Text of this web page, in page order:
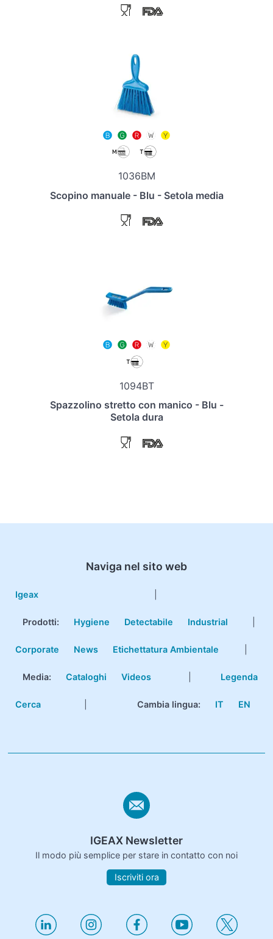
1036BM
Scopino manuale - Blu - Setola media
1094BT
Spazzolino stretto con manico - Blu -
Setola dura
Naviga nel sito web
Igeax
Prodotti: Hygiene Detectabile Industrial
Corporate News Etichettatura Ambientale
Media: Cataloghi Videos Legenda
Cerca Cambia lingua: IT EN
IGEAX Newsletter
Il modo più semplice per stare in contatto con noi
Iscriviti ora